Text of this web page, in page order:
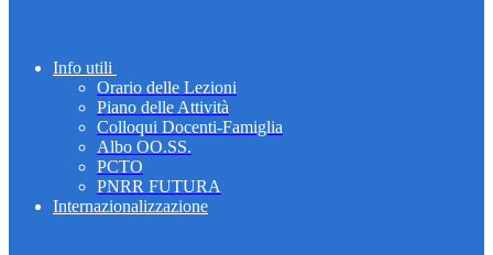
Info utili
Orario delle Lezioni
Piano delle Attività
Colloqui Docenti-Famiglia
Albo OO.SS.
PCTO
PNRR FUTURA
Internazionalizzazione